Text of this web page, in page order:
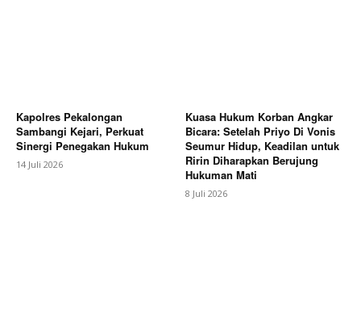
Kapolres Pekalongan
Sambangi Kejari, Perkuat
Sinergi Penegakan Hukum
14 Juli 2026
Kuasa Hukum Korban Angkar
Bicara: Setelah Priyo Di Vonis
Seumur Hidup, Keadilan untuk
Ririn Diharapkan Berujung
Hukuman Mati
8 Juli 2026